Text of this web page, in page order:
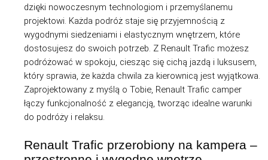
dzięki nowoczesnym technologiom i przemyślanemu
projektowi. Każda podróż staje się przyjemnością z
wygodnymi siedzeniami i elastycznym wnętrzem, które
dostosujesz do swoich potrzeb. Z Renault Trafic możesz
podróżować w spokoju, ciesząc się cichą jazdą i luksusem,
który sprawia, że każda chwila za kierownicą jest wyjątkowa.
Zaprojektowany z myślą o Tobie, Renault Trafic camper
łączy funkcjonalność z elegancją, tworząc idealne warunki
do podróży i relaksu.
Renault Trafic przerobiony na kampera –